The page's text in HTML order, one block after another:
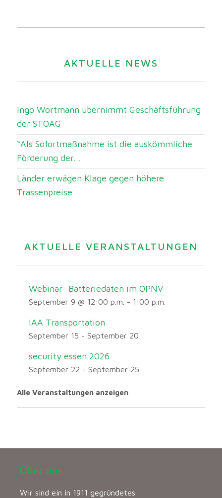
AKTUELLE NEWS
Ingo Wortmann übernimmt Geschäftsführung
der STOAG
“Als Sofortmaßnahme ist die auskömmliche
Förderung der...
Länder erwägen Klage gegen höhere
Trassenpreise
AKTUELLE VERANSTALTUNGEN
Webinar: Batteriedaten im ÖPNV
September 9 @ 12:00 p.m. - 1:00 p.m.
IAA Transportation
September 15 - September 20
security essen 2026
September 22 - September 25
Alle Veranstaltungen anzeigen
Über uns
Wir sind ein in 1911 gegründetes